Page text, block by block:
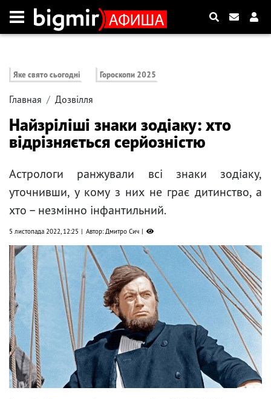
Яке свято сьогодні Гороскопи 2025
Главная Дозвілля
Найзріліші знаки зодіаку: хто
відрізняється серйозністю
Астрологи ранжували всі знаки зодіаку,
уточнивши, у кому з них не грає дитинство, а
хто – незмінно інфантильний.
5 листопада 2022, 12:25 Автор: Дмитро Сич